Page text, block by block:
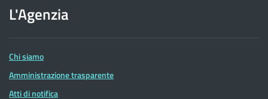
dell'Agenzia
delle
Entrate
L'Agenzia
Chi siamo
Amministrazione trasparente
Atti di notifica